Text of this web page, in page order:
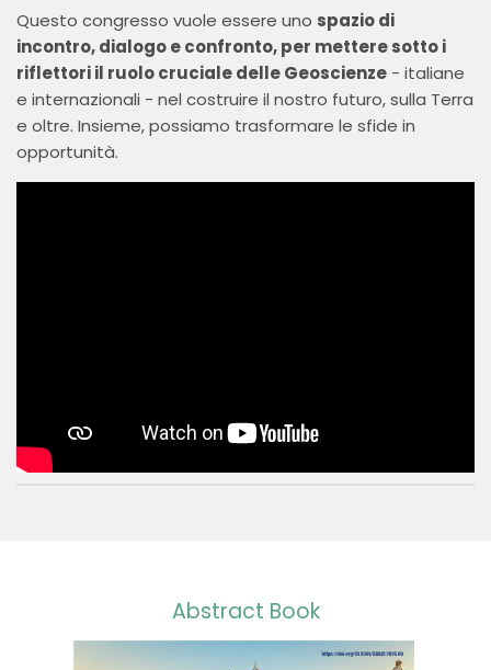
Questo congresso vuole essere uno spazio di
incontro, dialogo e confronto, per mettere sotto i
riflettori il ruolo cruciale delle Geoscienze - italiane
e internazionali - nel costruire il nostro futuro, sulla Terra
e oltre. Insieme, possiamo trasformare le sfide in
opportunità.
Abstract Book